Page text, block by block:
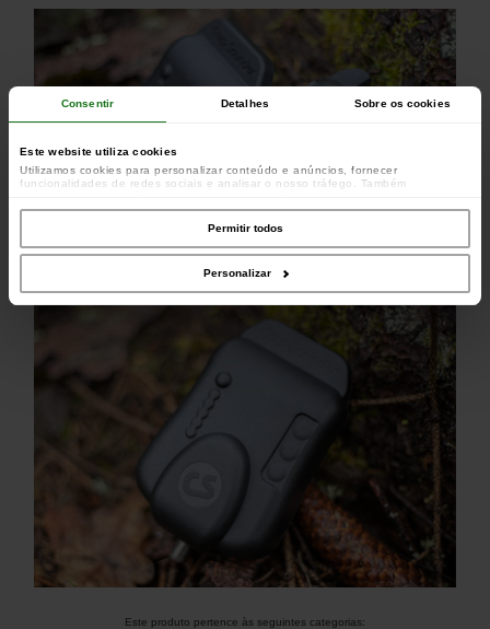
Consentir Detalhes Sobre os cookies
Este website utiliza cookies
Utilizamos cookies para personalizar conteúdo e anúncios, fornecer
funcionalidades de redes sociais e analisar o nosso tráfego. Também
parceiros de redes sociais, de publicidade e de análise, que as podem combinar
com outras informações que lhes forneceu ou recolhidas por estes a partir da
sua utilização dos respetivos serviços.
Permitir todos
Personalizar
Este produto pertence às seguintes categorias: